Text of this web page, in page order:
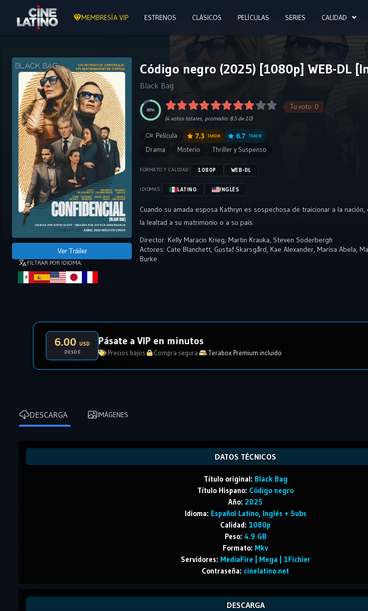
MEMBRESÍA VIP ESTRENOS CLÁSICOS PELÍCULAS SERIES CALIDAD
Ver Tráiler
Código negro (2025) [1080p] WEB-DL
Black Bag
85% Tu voto: 0
(4 votos totales, promedio: 8.5de 10)
Película 7.3 IMDB 6.7 TMDB
Drama Misterio Thriller y Suspenso
FORMATO Y CALIDAD: 1080P WEB-DL
IDIOMAS: LATINO INGLÉS
Cuando su amada esposa Kathryn es sospechosa de traicionar a la
la lealtad a su matrimonio o a su país.
Director: Kelly Maracin Krieg, Martin Krauka, Steven Soderbergh
Actores: Cate Blanchett, Gustaf Skarsgård, Kae Alexander, Marisa Abela,
Burke
FILTRAR POR IDIOMA:
6.00USD
DESDE
Pásate a VIP en minutos
Precios bajos· Compra segura· Terabox Premium incluido
DESCARGA IMÁGENES
DATOS TÉCNICOS
Título original: Black Bag
Título Hispano: Código negro
Año: 2025
Idioma: Español Latino, Inglés + Subs
Calidad: 1080p
Peso: 4.9 GB
Formato: Mkv
Servidores: MediaFire | Mega | 1Fichier
Contraseña: cinelatino.net
DESCARGA